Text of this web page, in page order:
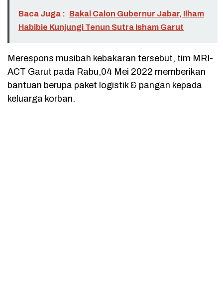
Baca Juga : Bakal Calon Gubernur Jabar, Ilham
Habibie Kunjungi Tenun Sutra Isham Garut
Merespons musibah kebakaran tersebut, tim MRI-
ACT Garut pada Rabu,04 Mei 2022 memberikan
bantuan berupa paket logistik & pangan kepada
keluarga korban.